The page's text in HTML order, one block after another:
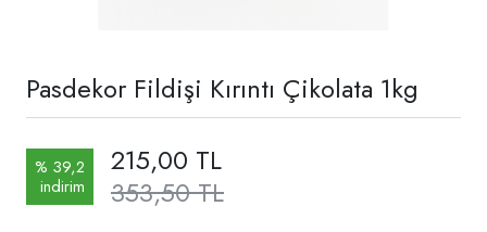
Pasdekor Fildişi Kırıntı Çikolata 1kg
% 39,2
indirim
353,50 TL
215,00 TL